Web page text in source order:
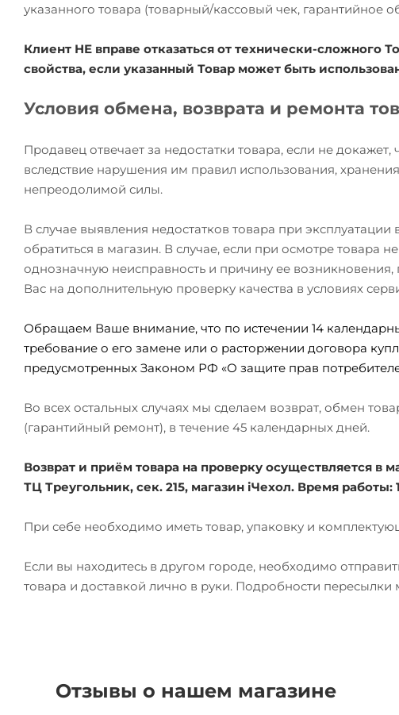
указанного товара (товарный/кассовый чек, гарантийное
Клиент НЕ вправе отказаться от технически-
свойства, если указанный Товар может быть
Условия обмена, возврата и ремонта
Продавец отвечает за недостатки товара, если не
вследствие нарушения им правил использования,
непреодолимой силы.
В случае выявления недостатков товара при
обратиться в магазин. В случае, если при осмотре
однозначную неисправность и причину ее
Вас на дополнительную проверку качества в условиях
Обращаем Ваше внимание, что по истечении 14
требование о его замене или о расторжении договора
предусмотренных Законом РФ «О защите прав
Во всех остальных случаях мы сделаем возврат, обмен
(гарантийный ремонт), в течение 45 календарных дней.
Возврат и приём товара на проверку осуществляется в
ТЦ Треугольник, сек. 215, магазин iЧехол. Время работы:
При себе необходимо иметь товар, упаковку и
Если вы находитесь в другом городе, необходимо
товара и доставкой лично в руки. Подробности
Отзывы о нашем магазине